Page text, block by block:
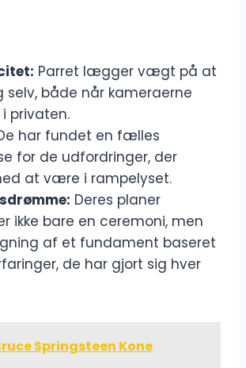
Parret lægger vægt på at
både når kameraerne
privaten.
har fundet en fælles
for de udfordringer, der
at være i rampelyset.
Deres planer
ikke bare en ceremoni, men
af et fundament baseret
de har gjort sig hver
Springsteen Kone